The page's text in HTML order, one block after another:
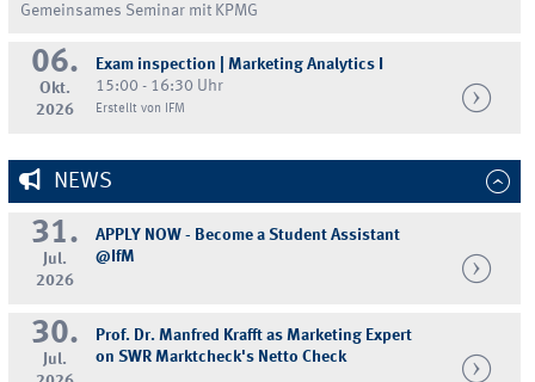
Gemeinsames Seminar mit KPMG
06.
Okt.
2026
Exam inspection | Marketing Analytics I
15:00 - 16:30 Uhr
Erstellt von IFM
NEWS
31.
Jul.
2026
APPLY NOW - Become a Student Assistant
@IfM
30.
Jul.
Prof. Dr. Manfred Krafft as Marketing Expert
on SWR Marktcheck's Netto Check